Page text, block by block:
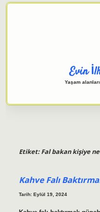
Evin
Yaşam
Etiket:Fal bakan kişiye
Kahve Falı
Tarih: Eylül 19, 2024